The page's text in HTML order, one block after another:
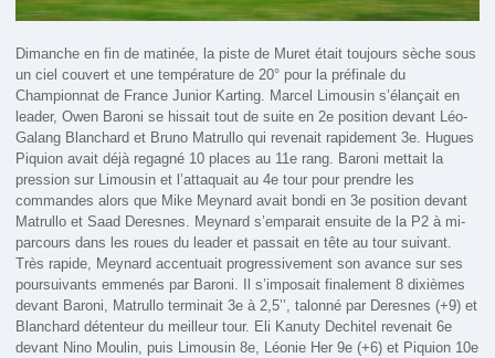
Dimanche en fin de matinée, la piste de Muret était toujours sèche sous
un ciel couvert et une température de 20° pour la préfinale du
Championnat de France Junior Karting. Marcel Limousin s’élançait en
leader, Owen Baroni se hissait tout de suite en 2e position devant Léo-
Galang Blanchard et Bruno Matrullo qui revenait rapidement 3e. Hugues
Piquion avait déjà regagné 10 places au 11e rang. Baroni mettait la
pression sur Limousin et l’attaquait au 4e tour pour prendre les
commandes alors que Mike Meynard avait bondi en 3e position devant
Matrullo et Saad Deresnes. Meynard s’emparait ensuite de la P2 à mi-
parcours dans les roues du leader et passait en tête au tour suivant.
Très rapide, Meynard accentuait progressivement son avance sur ses
poursuivants emmenés par Baroni. Il s’imposait finalement 8 dixièmes
devant Baroni, Matrullo terminait 3e à 2,5’’, talonné par Deresnes (+9) et
Blanchard détenteur du meilleur tour. Eli Kanuty Dechitel revenait 6e
devant Nino Moulin, puis Limousin 8e, Léonie Her 9e (+6) et Piquion 10e